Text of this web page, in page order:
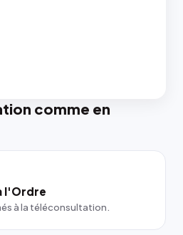
comme en
l'Ordre
à la téléconsultation.